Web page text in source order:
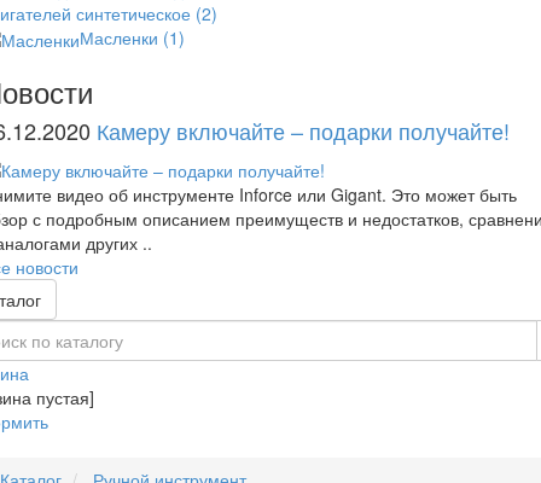
синтетическое (2)
Масленки (1)
Камеру включайте – подарки получайте!
видео об инструменте Inforce или Gigant. Это может быть
с подробным описанием преимуществ и недостатков,
других ..
новости
пустая]